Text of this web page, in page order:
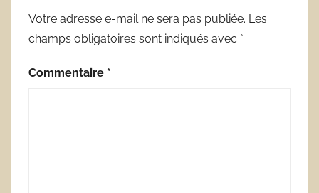
Votre adresse e-mail ne sera pas publiée. Les
champs obligatoires sont indiqués avec *
Commentaire *